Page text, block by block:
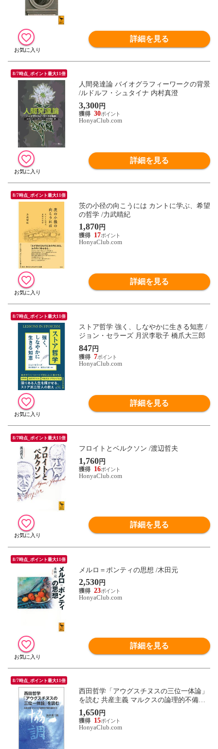
詳細を見る
8/7時点_ポイント最大11倍
人間発達論 バイオグラフィーワークの背景
/ルドルフ・シュタイナ 内村真澄
3,300円
30
HonyaClub.com
詳細を見る
8/7時点_ポイント最大11倍
茨の小径の向こうには カントに学ぶ、希望
の哲学 /力武晴紀
1,870円
17
HonyaClub.com
詳細を見る
8/7時点_ポイント最大11倍
ストア哲学 強く、しなやかに生きる知恵 /
ジョン・セラーズ 月沢李歌子 橋爪大三郎
847 円
7
HonyaClub.com
詳細を見る
8/7時点_ポイント最大11倍
フロイトとベルクソン /渡辺哲夫
1,760円
16
HonyaClub.com
詳細を見る
8/7時点_ポイント最大11倍
メルロ＝ポンティの思想 /木田元
2,530円
23
HonyaClub.com
詳細を見る
8/7時点_ポイント最大11倍
西田哲学「アウグスチヌスの三位一体論」
を読む 共産主義 マルクスの論理的不備を
指摘する /浅井進三郎
1,650円
15
HonyaClub.com